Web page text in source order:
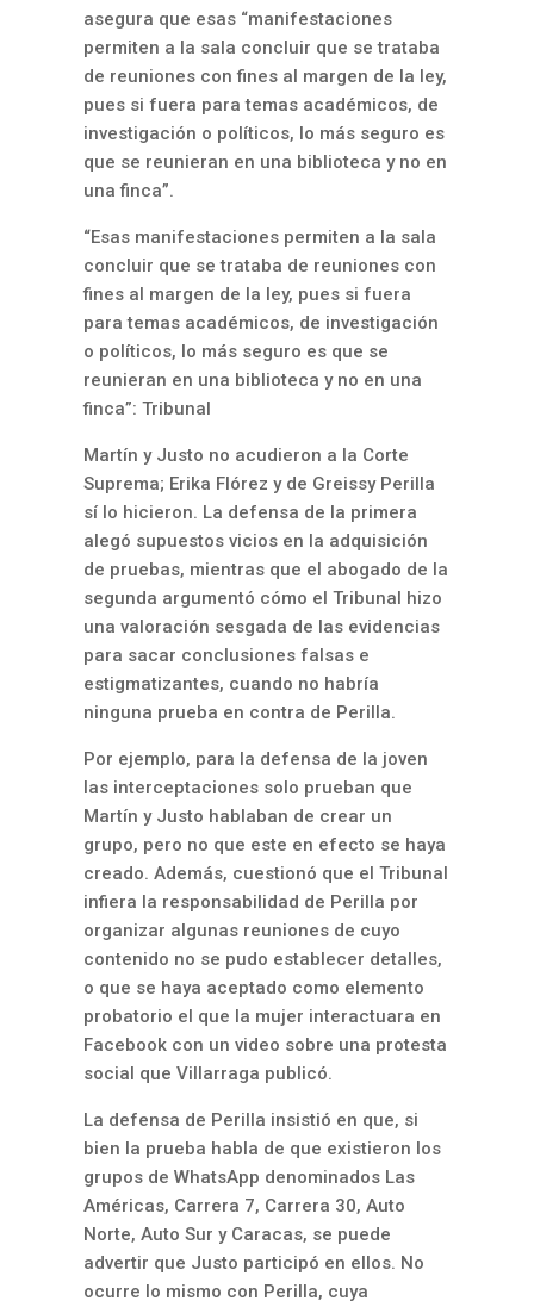
asegura que esas “manifestaciones
permiten a la sala concluir que se trataba
de reuniones con fines al margen de la ley,
pues si fuera para temas académicos, de
investigación o políticos, lo más seguro es
que se reunieran en una biblioteca y no en
una finca”.
“Esas manifestaciones permiten a la sala
concluir que se trataba de reuniones con
fines al margen de la ley, pues si fuera
para temas académicos, de investigación
o políticos, lo más seguro es que se
reunieran en una biblioteca y no en una
finca”: Tribunal
Martín y Justo no acudieron a la Corte
Suprema; Erika Flórez y de Greissy Perilla
sí lo hicieron. La defensa de la primera
alegó supuestos vicios en la adquisición
de pruebas, mientras que el abogado de la
segunda argumentó cómo el Tribunal hizo
una valoración sesgada de las evidencias
para sacar conclusiones falsas e
estigmatizantes, cuando no habría
ninguna prueba en contra de Perilla.
Por ejemplo, para la defensa de la joven
las interceptaciones solo prueban que
Martín y Justo hablaban de crear un
grupo, pero no que este en efecto se haya
creado. Además, cuestionó que el Tribunal
infiera la responsabilidad de Perilla por
organizar algunas reuniones de cuyo
contenido no se pudo establecer detalles,
o que se haya aceptado como elemento
probatorio el que la mujer interactuara en
Facebook con un video sobre una protesta
social que Villarraga publicó.
La defensa de Perilla insistió en que, si
bien la prueba habla de que existieron los
grupos de WhatsApp denominados Las
Américas, Carrera 7, Carrera 30, Auto
Norte, Auto Sur y Caracas, se puede
advertir que Justo participó en ellos. No
ocurre lo mismo con Perilla, cuya